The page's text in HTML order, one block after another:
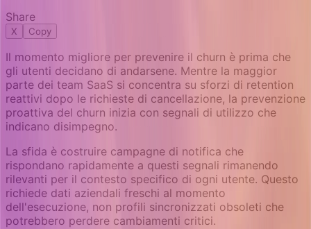
Share
X Copy
Il momento migliore per prevenire il churn è prima che
gli utenti decidano di andarsene. Mentre la maggior
parte dei team SaaS si concentra su sforzi di retention
reattivi dopo le richieste di cancellazione, la prevenzione
proattiva del churn inizia con segnali di utilizzo che
indicano disimpegno.
La sfida è costruire campagne di notifica che
rispondano rapidamente a questi segnali rimanendo
rilevanti per il contesto specifico di ogni utente. Questo
richiede dati aziendali freschi al momento
dell'esecuzione, non profili sincronizzati obsoleti che
potrebbero perdere cambiamenti critici.